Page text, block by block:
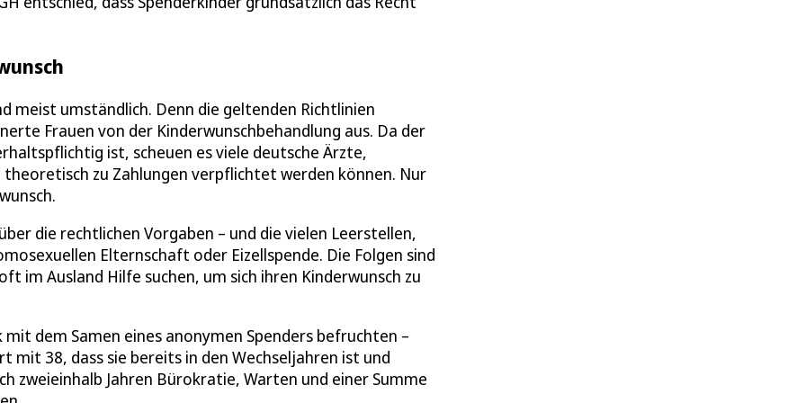
meist umständlich. Denn die geltenden Richtlinien
Frauen von der Kinderwunschbehandlung aus. Da der
ist, scheuen es viele deutsche Ärzte,
zu Zahlungen verpflichtet werden können. Nur
die rechtlichen Vorgaben – und die vielen Leerstellen,
Elternschaft oder Eizellspende. Die Folgen sind
im Ausland Hilfe suchen, um sich ihren Kinderwunsch zu
dem Samen eines anonymen Spenders befruchten –
mit 38, dass sie bereits in den Wechseljahren ist und
zweieinhalb Jahren Bürokratie, Warten und einer Summe